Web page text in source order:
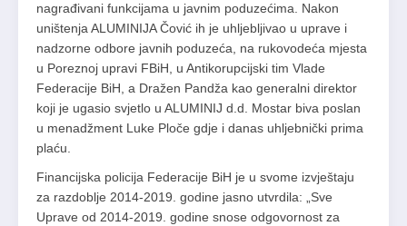
nagrađivani funkcijama u javnim poduzećima. Nakon
uništenja ALUMINIJA Čović ih je uhljebljivao u uprave i
nadzorne odbore javnih poduzeća, na rukovodeća mjesta
u Poreznoj upravi FBiH, u Antikorupcijski tim Vlade
Federacije BiH, a Dražen Pandža kao generalni direktor
koji je ugasio svjetlo u ALUMINIJ d.d. Mostar biva poslan
u menadžment Luke Ploče gdje i danas uhljebnički prima
plaću.
Financijska policija Federacije BiH je u svome izvještaju
za razdoblje 2014-2019. godine jasno utvrdila: „Sve
Uprave od 2014-2019. godine snose odgovornost za